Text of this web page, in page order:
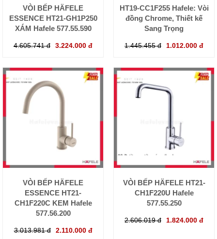
VÒI BẾP HÄFELE
ESSENCE HT21-GH1P250
XÁM Hafele 577.55.590
4.605.741 đ 3.224.000 đ
HT19-CC1F255 Hafele: Vòi
đồng Chrome, Thiết kế
Sang Trọng
1.445.455 đ 1.012.000 đ
VÒI BẾP HÄFELE
ESSENCE HT21-
CH1F220C KEM Hafele
577.56.200
3.013.981 đ 2.110.000 đ
VÒI BẾP HÄFELE HT21-
CH1F220U Hafele
577.55.250
2.606.019 đ 1.824.000 đ